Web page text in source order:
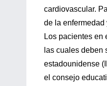
cardiovascular.
de la
Los pacientes en
las cuales deben
estadounidense
el consejo